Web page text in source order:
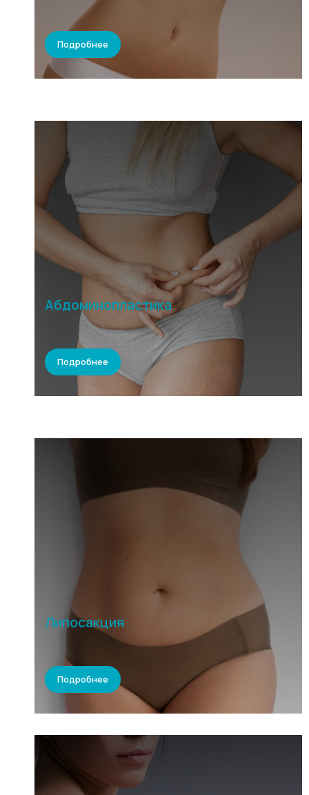
Подробнее
Абдоминопластика
Подробнее
Липосакция
Подробнее